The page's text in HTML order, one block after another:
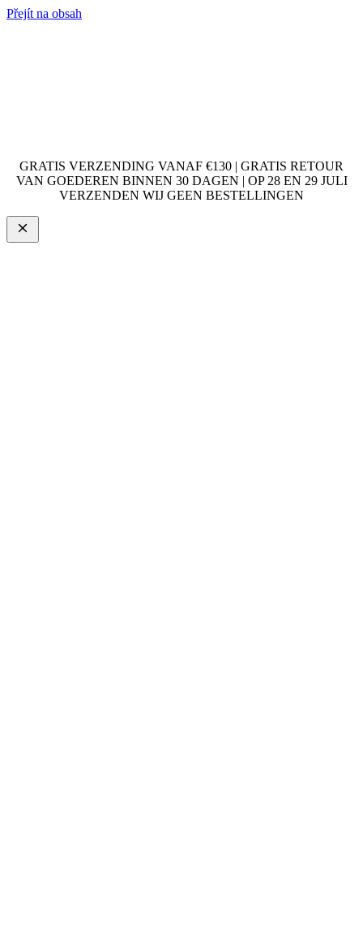
Přejít na obsah
GRATIS VERZENDING VANAF €130 | GRATIS RETOUR
VAN GOEDEREN BINNEN 30 DAGEN | OP 28 EN 29 JULI
VERZENDEN WIJ GEEN BESTELLINGEN